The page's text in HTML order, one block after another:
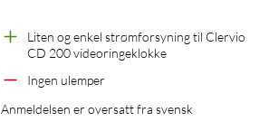
Liten og enkel strømforsyning til Clervio
CD 200 videoringeklokke
Ingen ulemper
Anmeldelsen er oversatt fra svensk